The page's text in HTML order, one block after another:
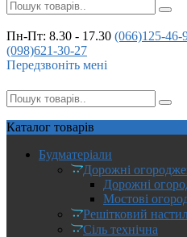
Пн-Пт: 8.30 - 17.30 (066)125-46-
(098)621-30-27
Передзвоніть мені
Каталог товарів
Будматеріали
Дорожні
Дорожні
Мостові
Решітковий
Сіль технічна